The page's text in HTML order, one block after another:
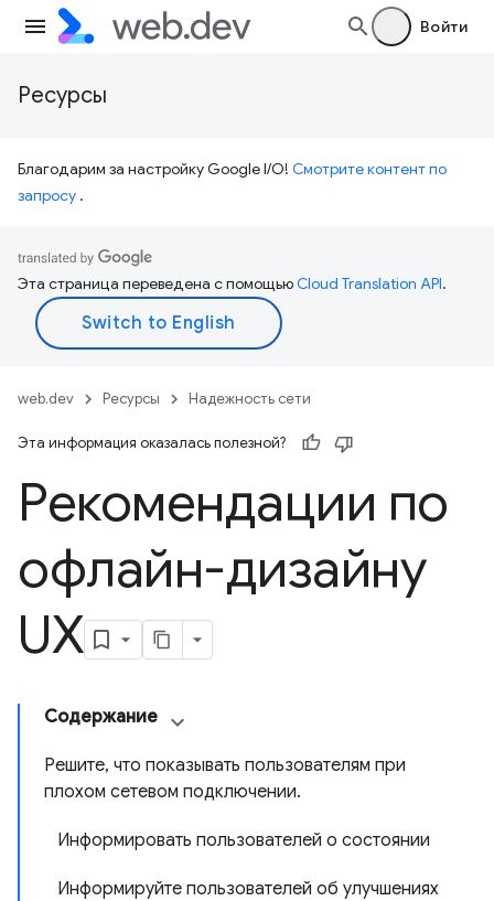
Войти
Ресурсы
Благодарим за настройку Google I/O! Смотрите контент по
запросу .
Эта страница переведена с помощьюCloud Translation API.
web.dev Ресурсы Надежность сети
Эта информация оказалась полезной?
Рекомендации по
офлайн-дизайну
UX
Содержание
Решите, что показывать пользователям при
плохом сетевом подключении.
Информировать пользователей о состоянии
Информируйте пользователей об улучшениях